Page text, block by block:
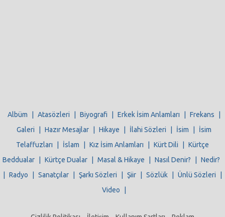
Albüm Atasözleri Biyografi Erkek İsim Anlamları Frekans
Galeri
Hazır Mesajlar Hikaye İlahi Sözleri İsim
İsim
Telaffuzları
İslam Kız İsim Anlamları Kürt Dili
Kürtçe
Beddualar
Kürtçe Dualar Masal & Hikaye Nasıl Denir?
Nedir?
Radyo Sanatçılar Şarkı Sözleri Şiir Sözlük Ünlü Sözleri
Video